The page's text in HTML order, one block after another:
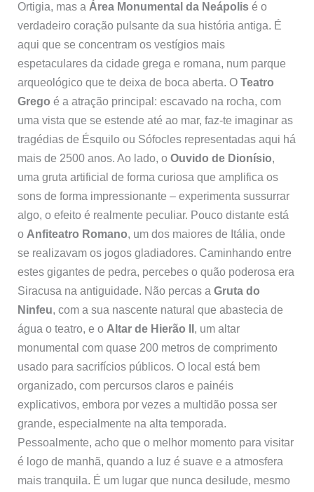
Ortigia, mas a Área Monumental da Neápolisé o
verdadeiro coração pulsante da sua história antiga. É
aqui que se concentram os vestígios mais
espetaculares da cidade grega e romana, num parque
arqueológico que te deixa de boca aberta. O Teatro
Grego é a atração principal: escavado na rocha, com
uma vista que se estende até ao mar, faz-te imaginar as
tragédias de Ésquilo ou Sófocles representadas aqui há
mais de 2500 anos. Ao lado, o Ouvido de Dionísio,
uma gruta artificial de forma curiosa que amplifica os
sons de forma impressionante – experimenta sussurrar
algo, o efeito é realmente peculiar. Pouco distante está
o Anfiteatro Romano, um dos maiores de Itália, onde
se realizavam os jogos gladiadores. Caminhando entre
estes gigantes de pedra, percebes o quão poderosa era
Siracusa na antiguidade. Não percas a Gruta do
Ninfeu, com a sua nascente natural que abastecia de
água o teatro, e o Altar de Hierão II , um altar
monumental com quase 200 metros de comprimento
usado para sacrifícios públicos. O local está bem
organizado, com percursos claros e painéis
explicativos, embora por vezes a multidão possa ser
grande, especialmente na alta temporada.
Pessoalmente, acho que o melhor momento para visitar
é logo de manhã, quando a luz é suave e a atmosfera
mais tranquila. É um lugar que nunca desilude, mesmo